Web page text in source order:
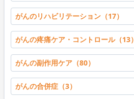
がんのリハビリテーション（17）
がんの疼痛ケア・コントロール（13）
がんの副作用ケア（80）
がんの合併症（3）